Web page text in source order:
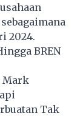
2024.
BREN
Mark
Tak